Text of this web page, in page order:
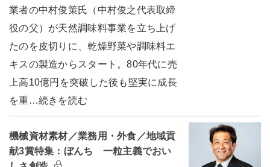
業者の中村俊策氏（中村俊之代表取締
役の父）が天然調味料事業を立ち上げ
たのを皮切りに、乾燥野菜や調味料エ
キスの製造からスタート。80年代に売
上高10億円を突破した後も堅実に成長
を重…続きを読む
機械資材素材／業務用・外食／地域貢
献3賞特集：ぼんち 一粒主義でおい